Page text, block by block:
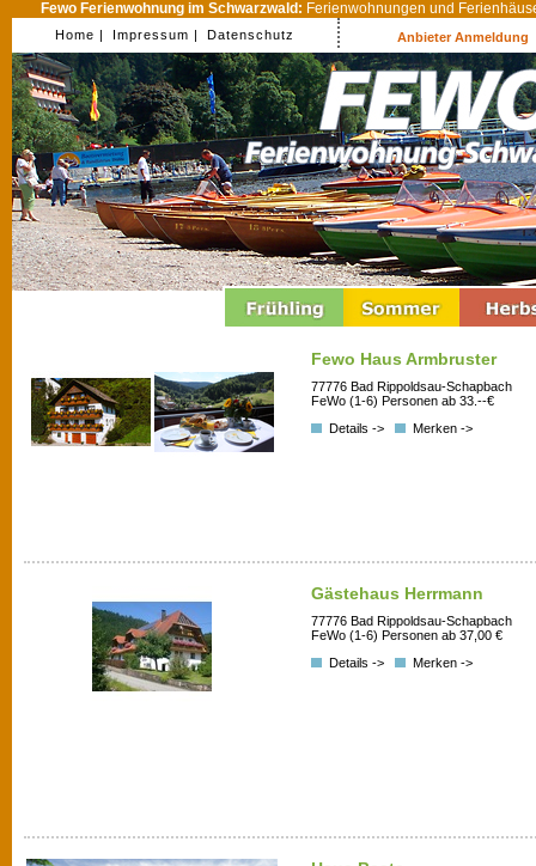
Fewo Ferienwohnung im Schwarzwald: Ferienwohnungen und
Home | Impressum | Datenschutz Anbieter Anmeldung
Fewo Haus Armbruster
77776 Bad Rippoldsau-Schapbach
FeWo (1-6) Personen ab 33.--€
Details ->
Merken ->
Gästehaus Herrmann
77776 Bad Rippoldsau-Schapbach
FeWo (1-6) Personen ab 37,00 €
Details ->
Merken ->